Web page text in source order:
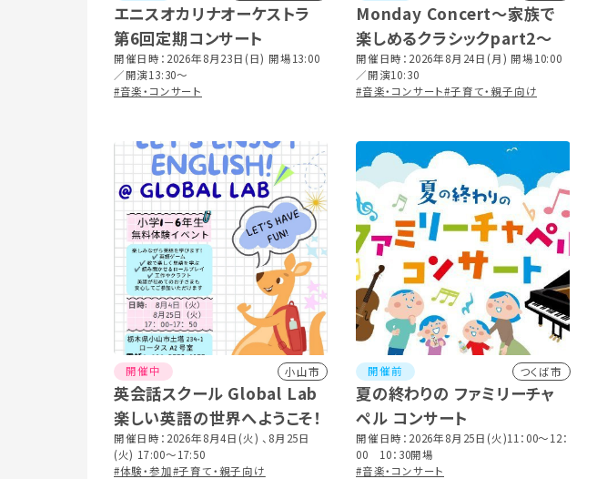
エニスオカリナオーケストラ
第6回定期コンサート
開催日時：2026年8月23日(日) 開場13:00
／開演13:30～
#音楽・コンサート
Monday Concert～家族で
楽しめるクラシックpart2～
開催日時：2026年8月24日(月) 開場10:00
／開演10:30
#音楽・コンサート#子育て・親子向け
開催中 小山市
英会話スクール Global Lab
楽しい英語の世界へようこそ！
開催日時：2026年8月4日(火) 、8月25日
(火) 17:00～17:50
#体験・参加#子育て・親子向け
開催前 つくば市
夏の終わりの ファミリーチャ
ペル コンサート
開催日時：2026年8月25日(火)11：00～12：
00 10：30開場
#音楽・コンサート